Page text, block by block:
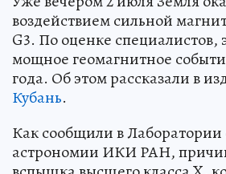
воздействием сильной
G3. По оценке специалистов,
мощное геомагнитное
года. Об этом рассказали в
Кубань.
Как сообщили в Лаборатории
астрономии ИКИ РАН,